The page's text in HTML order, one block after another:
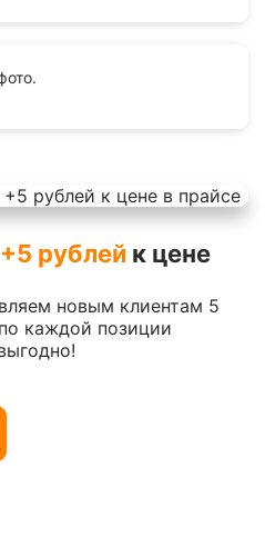
+5 рублей к цене
новым клиентам 5
каждой позиции